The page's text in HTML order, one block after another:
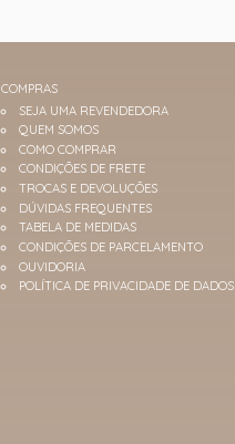
COMPRAS
SEJA UMA REVENDEDORA
QUEM SOMOS
COMO COMPRAR
CONDIÇÕES DE FRETE
TROCAS E DEVOLUÇÕES
DÚVIDAS FREQUENTES
TABELA DE MEDIDAS
CONDIÇÕES DE PARCELAMENTO
OUVIDORIA
POLÍTICA DE PRIVACIDADE DE DADOS